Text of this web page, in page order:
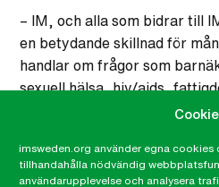
imsweden.org använder egna
tillhandahålla nödvändig
användarupplevelse och analysera
– IM, och alla som bidrar till
en betydande skillnad för
handlar om frågor som
sexuell hälsa, hiv/aids,
egenmakt, machokultur,
mera. IM och Sverige ska
humanitära arbete vi gör